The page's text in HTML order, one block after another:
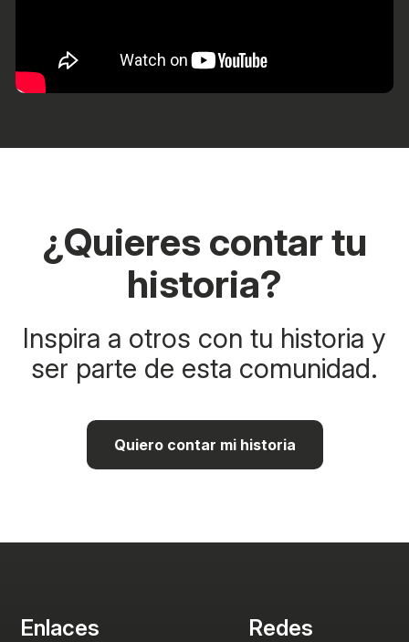
¿Quieres contar tu
historia?
Inspira a otros con tu historia y
ser parte de esta comunidad.
Quiero contar mi historia
Enlaces Redes